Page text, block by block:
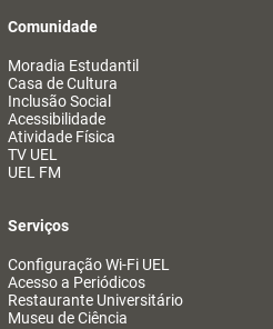
Comunidade
Moradia Estudantil
Casa de Cultura
Inclusão Social
Acessibilidade
Atividade Física
TV UEL
UEL FM
Serviços
Configuração Wi-Fi UEL
Acesso a Periódicos
Restaurante Universitário
Museu de Ciência